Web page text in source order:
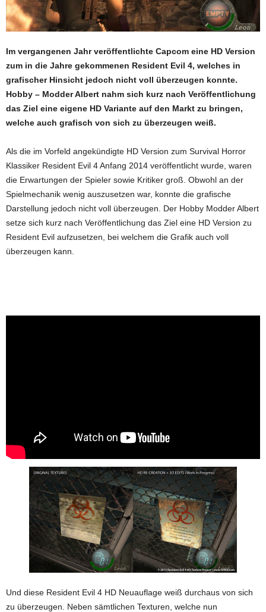
Im vergangenen Jahr veröffentlichte Capcom eine HD Version
zum in die Jahre gekommenen Resident Evil 4, welches in
grafischer Hinsicht jedoch nicht voll überzeugen konnte.
Hobby – Modder Albert nahm sich kurz nach Veröffentlichung
das Ziel eine eigene HD Variante auf den Markt zu bringen,
welche auch grafisch von sich zu überzeugen weiß.
Als die im Vorfeld angekündigte HD Version zum Survival Horror
Klassiker Resident Evil 4 Anfang 2014 veröffentlicht wurde, waren
die Erwartungen der Spieler sowie Kritiker groß. Obwohl an der
Spielmechanik wenig auszusetzen war, konnte die grafische
Darstellung jedoch nicht voll überzeugen. Der Hobby Modder Albert
setze sich kurz nach Veröffentlichung das Ziel eine HD Version zu
Resident Evil aufzusetzen, bei welchem die Grafik auch voll
überzeugen kann.
Und diese Resident Evil 4 HD Neuauflage weiß durchaus von sich
zu überzeugen. Neben sämtlichen Texturen, welche nun